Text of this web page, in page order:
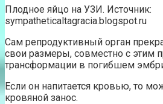
Плодное яйцо на УЗИ. Источник:
sympatheticaltagracia.blogspot.ru
Сам репродуктивный орган
свои размеры, совместно с этим
трансформации в погибшем
Если он напитается кровью, то
кровяной занос.